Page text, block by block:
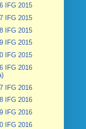
IFG 2015
IFG 2015
IFG 2015
IFG 2015
IFG 2015
IFG 2016
IFG 2016
IFG 2016
IFG 2016
IFG 2016